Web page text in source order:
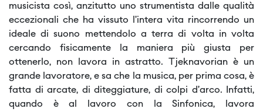
musicista così, anzitutto uno strumentista dalle qualità
eccezionali che ha vissuto l’intera vita rincorrendo un
ideale di suono mettendolo a terra di volta in volta
cercando fisicamente la maniera più giusta per
ottenerlo, non lavora in astratto. Tjeknavorian è un
grande lavoratore, e sa che la musica, per prima cosa, è
fatta di arcate, di diteggiature, di colpi d’arco. Infatti,
quando è al lavoro con la Sinfonica, lavora